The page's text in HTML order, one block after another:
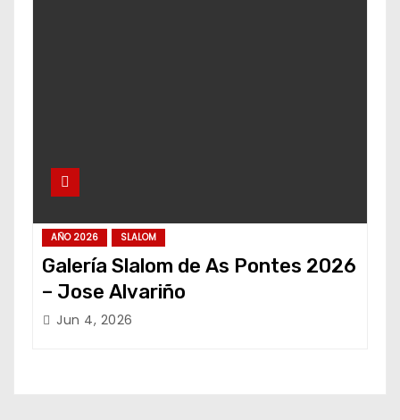
AÑO 2026 SLALOM
Galería Slalom de As Pontes 2026
– Jose Alvariño
Jun 4, 2026